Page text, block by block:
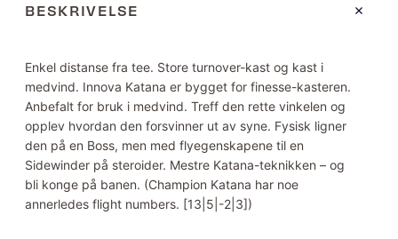
BESKRIVELSE
Enkel distanse fra tee. Store turnover-kast og kast i
medvind. Innova Katana er bygget for finesse-kasteren.
Anbefalt for bruk i medvind. Treff den rette vinkelen og
opplev hvordan den forsvinner ut av syne. Fysisk ligner
den på en Boss, men med flyegenskapene til en
Sidewinder på steroider. Mestre Katana-teknikken – og
bli konge på banen. (Champion Katana har noe
annerledes flight numbers. [13|5|-2|3])